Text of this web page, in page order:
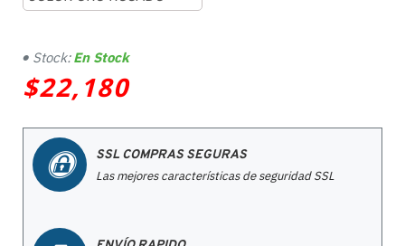
$22,180
Stock: En Stock
SSL COMPRAS SEGURAS
Las mejores características de seguridad SSL